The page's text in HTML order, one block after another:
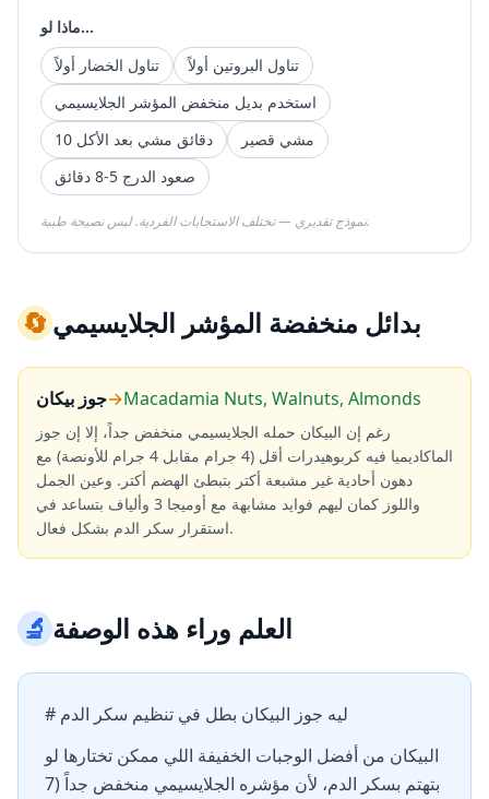
ماذا لو...
تناول الخضار أولاً
تناول البروتين أولاً
استخدم بديل منخفض المؤشر الجلايسيمي
10 دقائق مشي بعد الأكل
مشي قصير
صعود الدرج 5-8 دقائق
نموذج تقديري — تختلف الاستجابات الفردية. ليس نصيحة طبية.
🔄بدائل منخفضة المؤشر الجلايسيمي
جوز بيكان→Macadamia Nuts, Walnuts, Almonds
رغم إن البيكان حمله الجلايسيمي منخفض جداً، إلا إن جوز
الماكاديميا فيه كربوهيدرات أقل (4 جرام مقابل 4 جرام للأونصة) مع
دهون أحادية غير مشبعة أكتر بتبطئ الهضم أكتر. وعين الجمل
واللوز كمان ليهم فوايد مشابهة مع أوميجا 3 وألياف بتساعد في
استقرار سكر الدم بشكل فعال.
🔬العلم وراء هذه الوصفة
# ليه جوز البيكان بطل في تنظيم سكر الدم
البيكان من أفضل الوجبات الخفيفة اللي ممكن تختارها لو
بتهتم بسكر الدم، لأن مؤشره الجلايسيمي منخفض جداً (7